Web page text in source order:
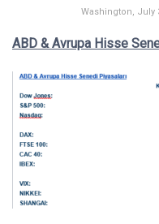
Washington, July
ABD & Avrupa Hisse